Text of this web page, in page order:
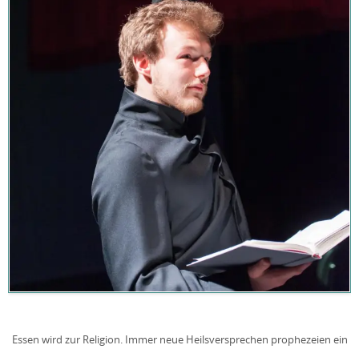
Essen wird zur Religion. Immer neue Heilsversprechen prophezeien ein